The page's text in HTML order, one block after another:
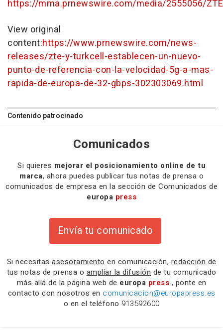
https://mma.prnewswire.com/media/2555056/
View original
content:https://www.prnewswire.com/news-
releases/zte-y-turkcell-establecen-un-nuevo-
punto-de-referencia-con-la-velocidad-5g-a-mas-
rapida-de-europa-de-32-gbps-302303069.html
Contenido patrocinado
Comunicados
Si quieres mejorar el posicionamiento online de tu
marca, ahora puedes publicar tus notas de prensa o
comunicados de empresa en la sección de Comunicados de
europa press
Envía tu comunicado
Si necesitas asesoramiento en comunicación, redacción de
tus notas de prensa o ampliar la difusión de tu comunicado
más allá de la página web de europa press , ponte en
contacto con nosotros en comunicacion@europapress.es
o en el teléfono 913592600